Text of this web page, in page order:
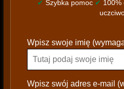
✔ Szybka pomoc ✔ 100%
l
a
s
Wpisz swoje imię
Wpisz swój adres e-mail